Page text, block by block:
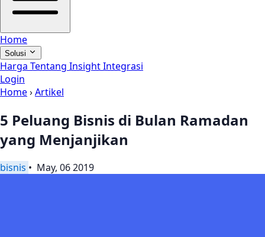
Home
Solusi
Harga Tentang InsightIntegrasi
Login
Home›Artikel
5 Peluang Bisnis di Bulan Ramadan
yang Menjanjikan
bisnis • May, 06 2019